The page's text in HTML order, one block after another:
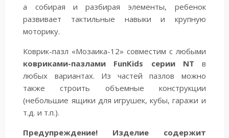
а собирая и разбирая элементы, ребенок
развивает тактильные навыки и крупную
моторику.
Коврик-пазл «Мозаика-12» совместим с любыми
ковриками-пазлами FunKids серии NT в
любых вариантах. Из частей пазлов можно
также строить объемные конструкции
(небольшие ящики для игрушек, кубы, гаражи и
т.д. и т.п.).
Предупреждение! Изделие содержит